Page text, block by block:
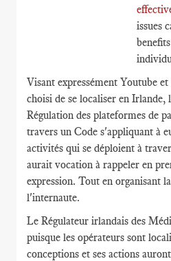
issues
Visant expressément Youtube
choisi de se localiser en Irlande,
Régulation des plateformes de
travers un Code s'appliquant à
activités qui se déploient à
aurait vocation à rappeler en
expression. Tout en organisant
l'internaute.
Le Régulateur irlandais des
puisque les opérateurs sont
conceptions et ses actions